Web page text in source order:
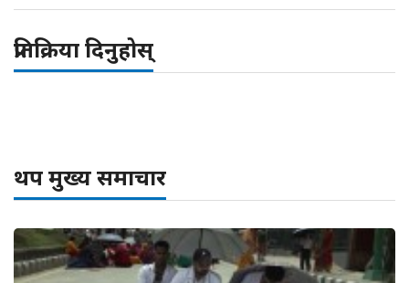
प्रतिक्रिया दिनुहोस्
थप मुख्य समाचार